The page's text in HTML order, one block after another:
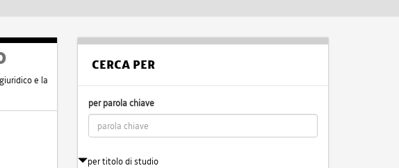
e la
CERCA PER
per parola chiave
per titolo di studio